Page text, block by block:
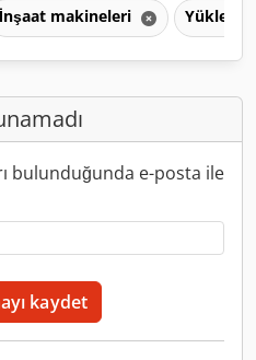
İnşaat makineleri
bulunduğunda e-posta ile
kaydet